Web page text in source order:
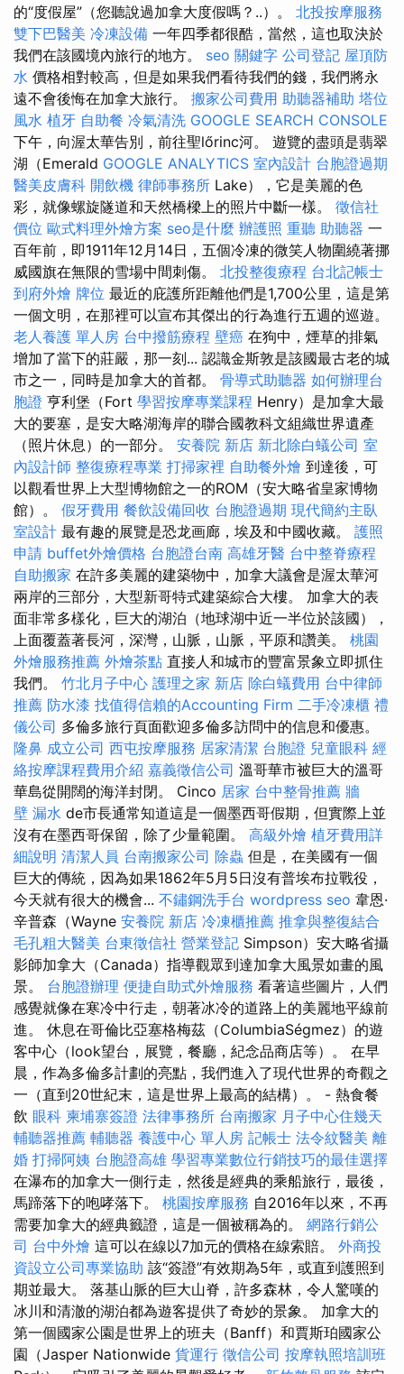
的“度假屋”（您聽說過加拿大度假嗎？..）。 北投按摩服務
雙下巴醫美 冷凍設備 一年四季都很酷，當然，這也取決於
我們在該國境內旅行的地方。 seo 關鍵字 公司登記 屋頂防
水 價格相對較高，但是如果我們看待我們的錢，我們將永
遠不會後悔在加拿大旅行。 搬家公司費用 助聽器補助 塔位
風水 植牙 自助餐 冷氣清洗 GOOGLE SEARCH CONSOLE
下午，向渥太華告別，前往聖lőrinc河。 遊覽的盡頭是翡翠
湖（Emerald GOOGLE ANALYTICS 室內設計 台胞證過期
醫美皮膚科 開飲機 律師事務所 Lake），它是美麗的色
彩，就像螺旋隧道和天然橋樑上的照片中斷一樣。 徵信社
價位 歐式料理外燴方案 seo是什麼 辦護照 重聽 助聽器 一
百年前，即1911年12月14日，五個冷凍的微笑人物圍繞著挪
威國旗在無限的雪場中間刺傷。 北投整復療程 台北記帳士
到府外燴 牌位 最近的庇護所距離他們是1,700公里，這是第
一個文明，在那裡可以宣布其傑出的行為進行五週的巡遊。
老人養護 單人房 台中撥筋療程 壁癌 在狗中，煙草的排氣
增加了當下的莊嚴，那一刻... 認識金斯敦是該國最古老的城
市之一，同時是加拿大的首都。 骨導式助聽器 如何辦理台
胞證 亨利堡（Fort 學習按摩專業課程 Henry）是加拿大最
大的要塞，是安大略湖海岸的聯合國教科文組織世界遺產
（照片休息）的一部分。 安養院 新店 新北除白蟻公司 室
內設計師 整復療程專業 打掃家裡 自助餐外燴 到達後，可
以觀看世界上大型博物館之一的ROM（安大略省皇家博物
館）。 假牙費用 餐飲設備回收 台胞證過期 現代簡約主臥
室設計 最有趣的展覽是恐龙画廊，埃及和中國收藏。 護照
申請 buffet外燴價格 台胞證台南 高雄牙醫 台中整脊療程
自助搬家 在許多美麗的建築物中，加拿大議會是渥太華河
兩岸的三部分，大型新哥特式建築綜合大樓。 加拿大的表
面非常多樣化，巨大的湖泊（地球湖中近一半位於該國），
上面覆蓋著長河，深灣，山脈，山脈，平原和讚美。 桃園
外燴服務推薦 外燴茶點 直接人和城市的豐富景象立即抓住
我們。 竹北月子中心 護理之家 新店 除白蟻費用 台中律師
推薦 防水漆 找值得信賴的Accounting Firm 二手冷凍櫃 禮
儀公司 多倫多旅行頁面歡迎多倫多訪問中的信息和優惠。
隆鼻 成立公司 西屯按摩服務 居家清潔 台胞證 兒童眼科 經
絡按摩課程費用介紹 嘉義徵信公司 溫哥華市被巨大的溫哥
華島從開闊的海洋封閉。 Cinco 居家 台中整骨推薦 牆
壁 漏水 de市長通常知道這是一個墨西哥假期，但實際上並
沒有在墨西哥保留，除了少量範圍。 高級外燴 植牙費用詳
細說明 清潔人員 台南搬家公司 除蟲 但是，在美國有一個
巨大的傳統，因為如果1862年5月5日沒有普埃布拉戰役，
今天就有很大的機會... 不鏽鋼洗手台 wordpress seo 韋恩·
辛普森（Wayne 安養院 新店 冷凍櫃推薦 推拿與整復結合
毛孔粗大醫美 台東徵信社 營業登記 Simpson）安大略省攝
影師加拿大（Canada）指導觀眾到達加拿大風景如畫的風
景。 台胞證辦理 便捷自助式外燴服務 看著這些圖片，人們
感覺就像在寒冷中行走，朝著冰冷的道路上的美麗地平線前
進。 休息在哥倫比亞塞格梅茲（ColumbiaSégmez）的遊
客中心（look望台，展覽，餐廳，紀念品商店等）。 在早
晨，作為多倫多計劃的亮點，我們進入了現代世界的奇觀之
一（直到20世紀末，這是世界上最高的結構）。 - 熱食餐
飲 眼科 柬埔寨簽證 法律事務所 台南搬家 月子中心住幾天
輔聽器推薦 輔聽器 養護中心 單人房 記帳士 法令紋醫美 離
婚 打掃阿姨 台胞證高雄 學習專業數位行銷技巧的最佳選擇
在瀑布的加拿大一側行走，然後是經典的乘船旅行，最後，
馬蹄落下的咆哮落下。 桃園按摩服務 自2016年以來，不再
需要加拿大的經典籤證，這是一個被稱為的。 網路行銷公
司 台中外燴 這可以在線以7加元的價格在線索賠。 外商投
資設立公司專業協助 該“簽證”有效期為5年，或直到護照到
期並最大。 落基山脈的巨大山脊，許多森林，令人驚嘆的
冰川和清澈的湖泊都為遊客提供了奇妙的景象。 加拿大的
第一個國家公園是世界上的班夫（Banff）和賈斯珀國家公
園（Jasper Nationwide 貨運行 徵信公司 按摩執照培訓班